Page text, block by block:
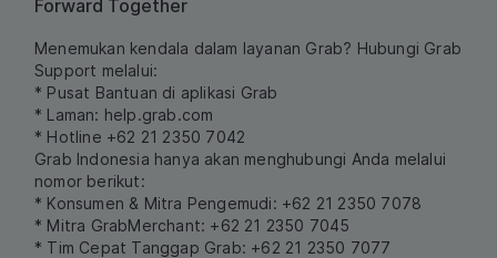
Forward Together
Menemukan kendala dalam layanan Grab? Hubungi Grab
Support melalui:
* Pusat Bantuan di aplikasi Grab
* Laman: help.grab.com
* Hotline +62 21 2350 7042
Grab Indonesia hanya akan menghubungi Anda melalui
nomor berikut:
* Konsumen & Mitra Pengemudi: +62 21 2350 7078
* Mitra GrabMerchant: +62 21 2350 7045
* Tim Cepat Tanggap Grab: +62 21 2350 7077